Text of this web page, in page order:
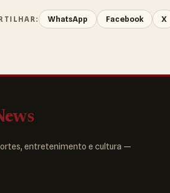
WhatsApp Facebook X
entretenimento e cultura —